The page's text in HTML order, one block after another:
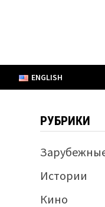
ENGLISH
РУБРИКИ
Истории
Кино